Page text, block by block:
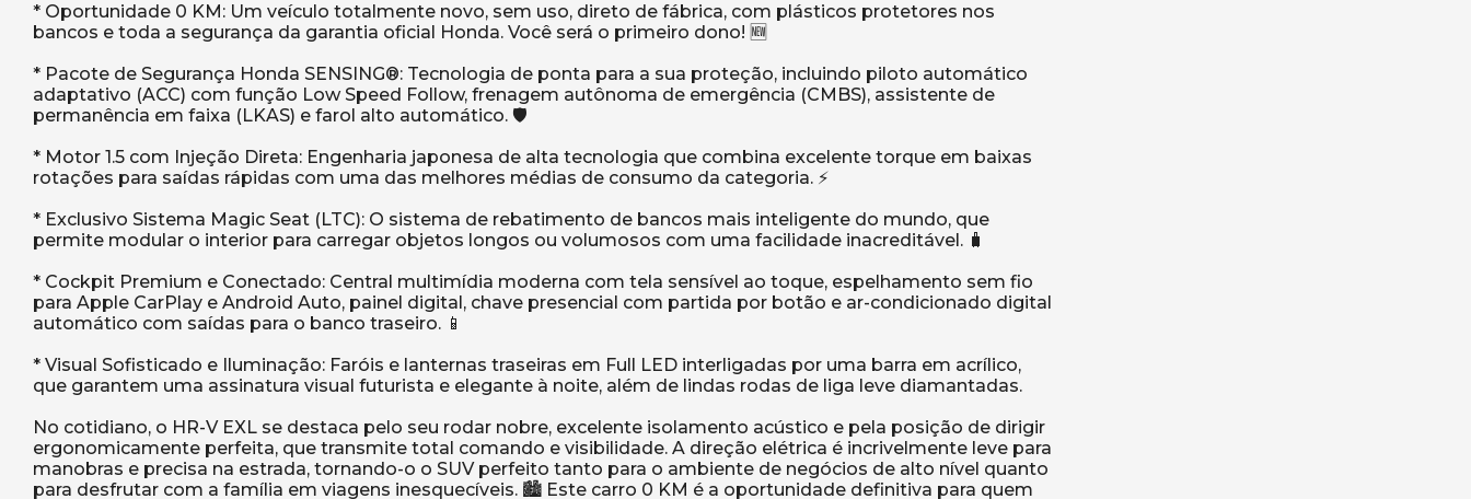
* Oportunidade 0 KM: Um veículo totalmente novo, sem uso, direto de fábrica, com plásticos protetores nos
bancos e toda a segurança da garantia oficial Honda. Você será o primeiro dono! 🆕
* Pacote de Segurança Honda SENSING®: Tecnologia de ponta para a sua proteção, incluindo piloto automático
adaptativo (ACC) com função Low Speed Follow, frenagem autônoma de emergência (CMBS), assistente de
permanência em faixa (LKAS) e farol alto automático. 🛡️
* Motor 1.5 com Injeção Direta: Engenharia japonesa de alta tecnologia que combina excelente torque em baixas
rotações para saídas rápidas com uma das melhores médias de consumo da categoria. ⚡
* Exclusivo Sistema Magic Seat (LTC): O sistema de rebatimento de bancos mais inteligente do mundo, que
permite modular o interior para carregar objetos longos ou volumosos com uma facilidade inacreditável. 🧳
* Cockpit Premium e Conectado: Central multimídia moderna com tela sensível ao toque, espelhamento sem fio
para Apple CarPlay e Android Auto, painel digital, chave presencial com partida por botão e ar-condicionado digital
automático com saídas para o banco traseiro. 📱
* Visual Sofisticado e Iluminação: Faróis e lanternas traseiras em Full LED interligadas por uma barra em acrílico,
que garantem uma assinatura visual futurista e elegante à noite, além de lindas rodas de liga leve diamantadas.
No cotidiano, o HR-V EXL se destaca pelo seu rodar nobre, excelente isolamento acústico e pela posição de dirigir
ergonomicamente perfeita, que transmite total comando e visibilidade. A direção elétrica é incrivelmente leve para
manobras e precisa na estrada, tornando-o o SUV perfeito tanto para o ambiente de negócios de alto nível quanto
para desfrutar com a família em viagens inesquecíveis. 🏙️ Este carro 0 KM é a oportunidade definitiva para quem